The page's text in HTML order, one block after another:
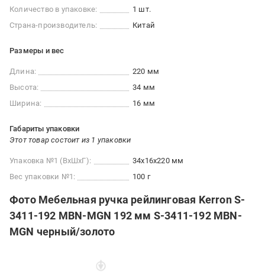
Количество в упаковке:
1 шт.
Страна-производитель:
Китай
Размеры и вес
Длина:
220 мм
Высота:
34 мм
Ширина:
16 мм
Габариты упаковки
Этот товар состоит из 1 упаковки
Упаковка №1 (ВхШхГ):
34x16x220 мм
Вес упаковки №1:
100 г
Фото Мебельная ручка рейлинговая Kerron S-
3411-192 MBN-MGN 192 мм S-3411-192 MBN-
MGN черный/золото